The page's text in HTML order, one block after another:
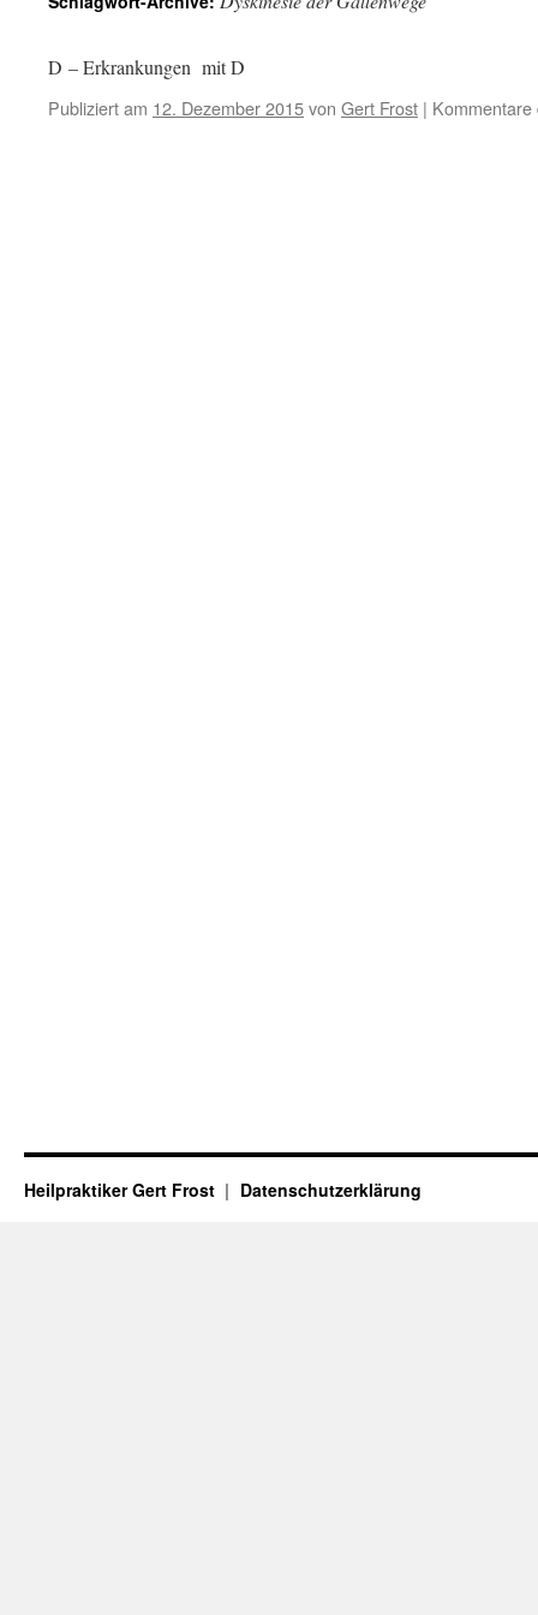
D – Erkrankungen mit D
Publiziert am 12. Dezember 2015von Gert Frost | Kommentare
Heilpraktiker Gert Frost Datenschutzerklärung